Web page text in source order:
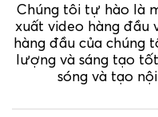
Chúng tôi tự hào là
xuất video hàng đầu
hàng đầu của chúng
lượng và sáng tạo
sóng và tạo